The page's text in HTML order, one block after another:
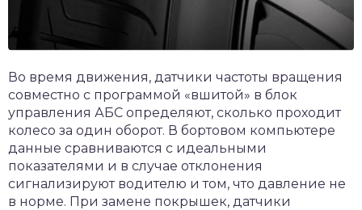
Во время движения, датчики частоты вращения
совместно с программой «вшитой» в блок
управления АБС определяют, сколько проходит
колесо за один оборот. В бортовом компьютере
данные сравниваются с идеальными
показателями и в случае отклонения
сигнализируют водителю и том, что давление не
в норме. При замене покрышек, датчики